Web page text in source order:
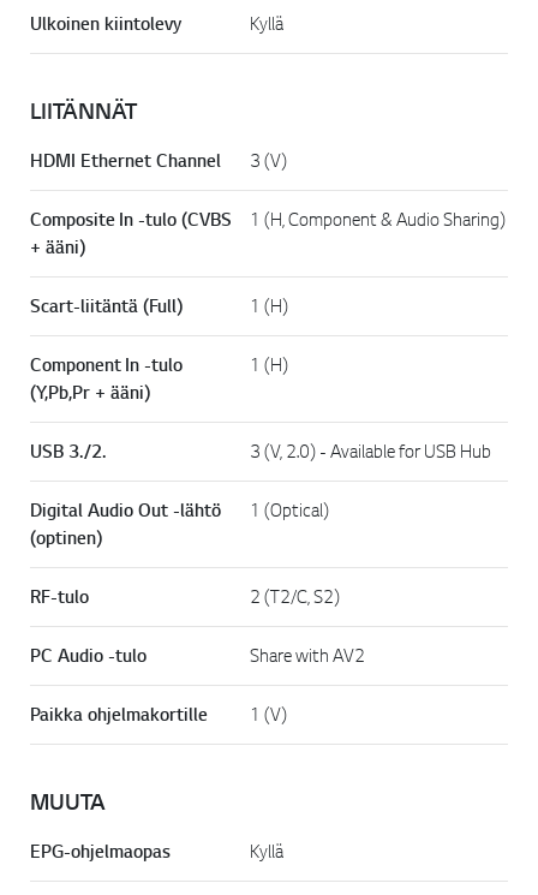
Ulkoinen kiintolevy Kyllä
LIITÄNNÄT
HDMI Ethernet Channel 3 (V)
Composite In -tulo (CVBS
+ ääni)
1 (H, Component & Audio Sharing)
Scart-liitäntä (Full) 1 (H)
Component In -tulo
(Y,Pb,Pr + ääni)
1 (H)
USB 3./2. 3 (V, 2.0) - Available for USB Hub
Digital Audio Out -lähtö
(optinen)
1 (Optical)
RF-tulo 2 (T2/C, S2)
PC Audio -tulo Share with AV2
Paikka ohjelmakortille 1 (V)
MUUTA
EPG-ohjelmaopas Kyllä